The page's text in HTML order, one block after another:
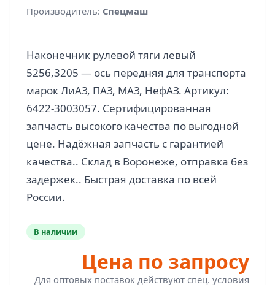
Производитель: Спецмаш
Наконечник рулевой тяги левый
5256,3205 — ось передняя для транспорта
марок ЛиАЗ, ПАЗ, МАЗ, НефАЗ. Артикул:
6422-3003057. Сертифицированная
запчасть высокого качества по выгодной
цене. Надёжная запчасть с гарантией
качества.. Склад в Воронеже, отправка без
задержек.. Быстрая доставка по всей
В наличии
Цена по запросу
Для оптовых поставок действуют спец. условия